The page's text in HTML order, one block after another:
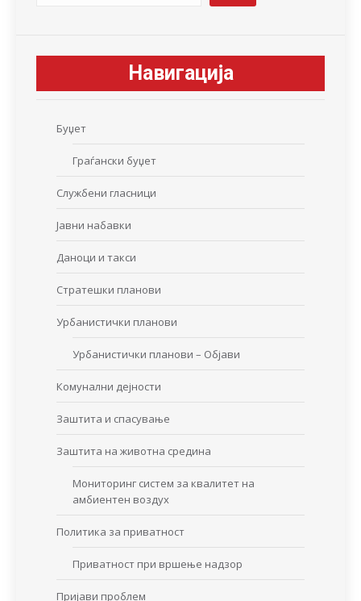
Навигација
Буџет
Граѓански буџет
Службени гласници
Јавни набавки
Даноци и такси
Стратешки планови
Урбанистички планови
Урбанистички планови – Објави
Комунални дејности
Заштита и спасување
Заштита на животна средина
Мониторинг систем за квалитет на
амбиентен воздух
Политика за приватност
Приватност при вршење надзор
Пријави проблем